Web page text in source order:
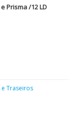
Prisma /12 LD
Traseiros